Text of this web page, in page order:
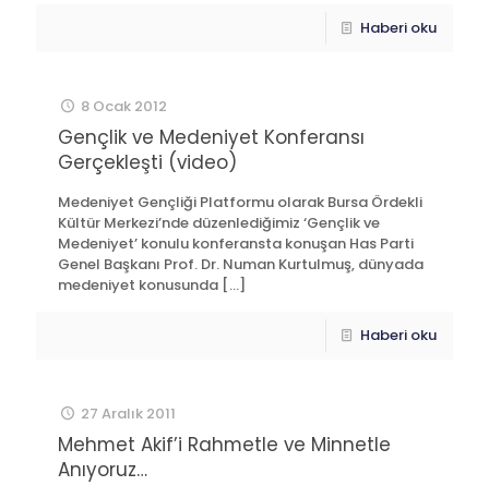
Haberi oku
8 Ocak 2012
Gençlik ve Medeniyet Konferansı
Gerçekleşti (video)
Medeniyet Gençliği Platformu olarak Bursa Ördekli
Kültür Merkezi’nde düzenlediğimiz ‘Gençlik ve
Medeniyet’ konulu konferansta konuşan Has Parti
Genel Başkanı Prof. Dr. Numan Kurtulmuş, dünyada
medeniyet konusunda […]
Haberi oku
27 Aralık 2011
Mehmet Akif’i Rahmetle ve Minnetle
Anıyoruz…